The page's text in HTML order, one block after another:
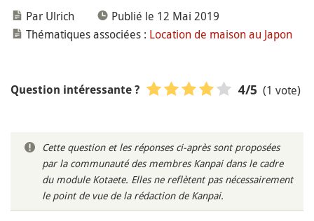
Par Ulrich
Publié le 12 Mai 2019
Thématiques associées : Location de maison au Japon
Question intéressante ? 4/5 (1 vote)
Cette question et les réponses ci-après sont proposées
par la communauté des membres Kanpai dans le cadre
du module Kotaete. Elles ne reflètent pas nécessairement
le point de vue de la rédaction de Kanpai.